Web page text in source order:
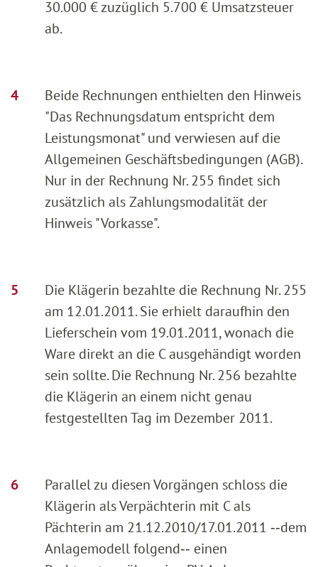
30.000 € zuzüglich 5.700 € Umsatzsteuer
ab.
Beide Rechnungen enthielten den Hinweis
"Das Rechnungsdatum entspricht dem
Leistungsmonat" und verwiesen auf die
Allgemeinen Geschäftsbedingungen (AGB).
Nur in der Rechnung Nr. 255 findet sich
zusätzlich als Zahlungsmodalität der
Hinweis "Vorkasse".
Die Klägerin bezahlte die Rechnung Nr. 255
am 12.01.2011. Sie erhielt daraufhin den
Lieferschein vom 19.01.2011, wonach die
Ware direkt an die C ausgehändigt worden
sein sollte. Die Rechnung Nr. 256 bezahlte
die Klägerin an einem nicht genau
festgestellten Tag im Dezember 2011.
Parallel zu diesen Vorgängen schloss die
Klägerin als Verpächterin mit C als
Pächterin am 21.12.2010/17.01.2011 ‑‑dem
Anlagemodell folgend‑‑ einen